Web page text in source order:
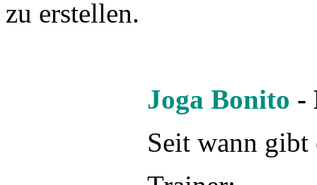
Alle Titel!
Wann und wo trainiert